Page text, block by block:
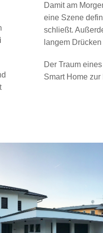
Damit am
eine Szene
schließt.
langem
Der Traum
Smart Home